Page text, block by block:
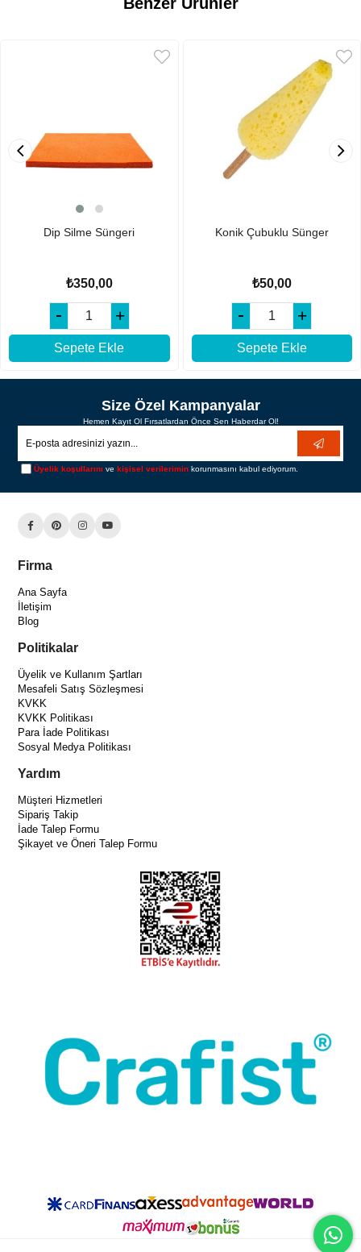
Dip Silme Süngeri
₺350,00
Sepete Ekle
Konik Çubuklu Sünger
₺50,00
Sepete Ekle
Size Özel Kampanyalar
Hemen Kayıt Ol Fırsatlardan Önce Sen Haberdar Ol!
Üyelik koşullarını vekişisel verilerimin korunmasını kabul ediyorum.
Firma
Ana Sayfa
İletişim
Blog
Politikalar
Üyelik ve Kullanım Şartları
Mesafeli Satış Sözleşmesi
KVKK
KVKK Politikası
Para İade Politikası
Sosyal Medya Politikası
Yardım
Müşteri Hizmetleri
Sipariş Takip
İade Talep Formu
Şikayet ve Öneri Talep Formu